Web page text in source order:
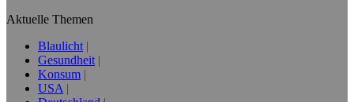
Aktuelle Themen
Blaulicht
Gesundheit
Konsum
USA